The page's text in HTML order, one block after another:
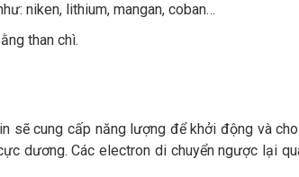
niken, lithium, mangan, coban…
than chì.
sẽ cung cấp năng lượng để khởi động và
dương. Các electron di chuyển ngược lại